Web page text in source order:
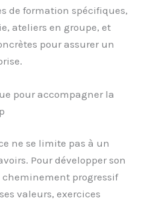
de formation spécifiques,
ateliers en groupe, et
pour assurer un
pour accompagner la
ne se limite pas à un
Pour développer son
progressif
valeurs, exercices